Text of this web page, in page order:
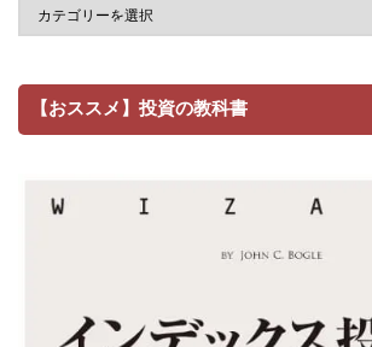
【おススメ】投資の教科書